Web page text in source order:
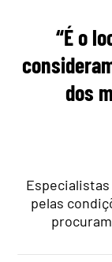
“É o
dos
pelas